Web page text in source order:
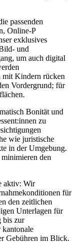
passenden
Online-P
exklusives
und
um auch digital
mit Kindern rücken
Vordergrund; für
Bonität und
zu
wie juristische
in der Umgebung.
den
aktiv: Wir
für
den zeitlichen
Unterlagen für
bis zur
Gebühren im Blick.